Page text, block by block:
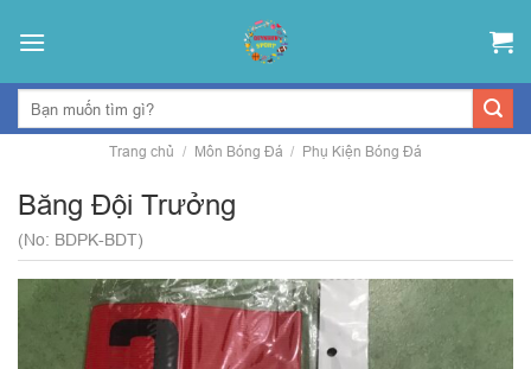
Trang chủ / Môn Bóng Đá / Phụ Kiện Bóng Đá
Băng Đội Trưởng
(No: BDPK-BDT)